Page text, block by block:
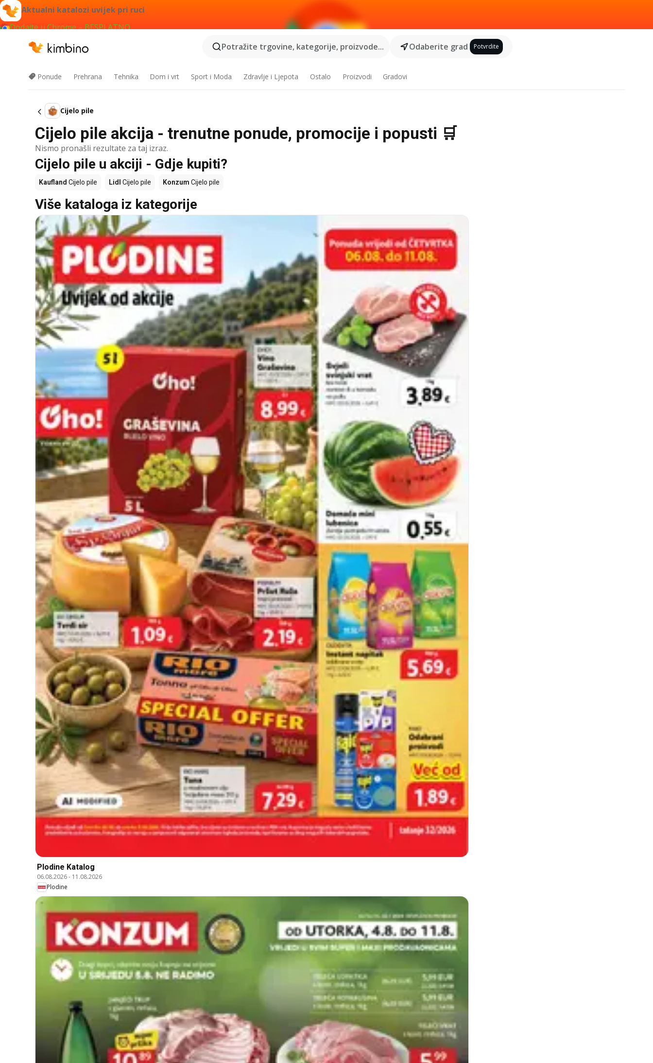
Aktualni katalozi uvijek pri ruci
Dodajte u Chrome – BESPLATNO
Potražite trgovine, kategorije, proizvode...
Odaberite grad Potvrdite
Ponude Prehrana Tehnika Dom i vrt Sport i Moda Zdravlje i Ljepota Ostalo Proizvodi Gradovi
Cijelo pile
Cijelo pile akcija - trenutne ponude, promocije i popusti 🛒
Nismo pronašli rezultate za taj izraz.
Cijelo pile u akciji - Gdje kupiti?
Kaufland Cijelo pile Lidl Cijelo pile Konzum Cijelo pile
Više kataloga iz kategorije
Plodine Katalog
06.08.2026- 11.08.2026
Plodine